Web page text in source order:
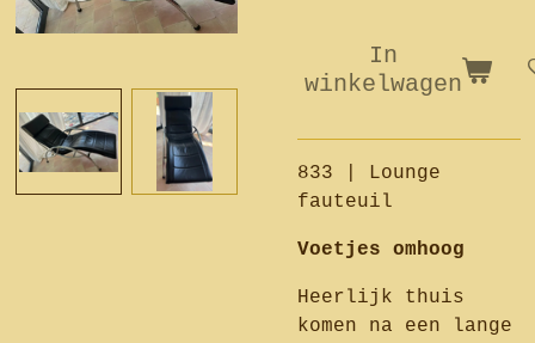
In
winkelwagen
833 | Lounge
fauteuil
Voetjes omhoog
Heerlijk thuis
komen na een lange